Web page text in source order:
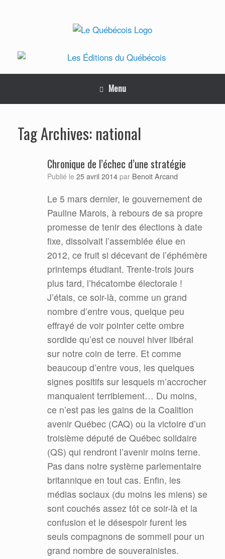
Menu
Tag Archives: national
Chronique de l’échec d’une stratégie
Publié le 25 avril 2014 par Benoit Arcand
Le 5 mars dernier, le gouvernement de
Pauline Marois, à rebours de sa propre
promesse de tenir des élections à date
fixe, dissolvait l’assemblée élue en
2012, ce fruit si décevant de l’éphémère
printemps étudiant. Trente-trois jours
plus tard, l’hécatombe électorale !
J’étais, ce soir-là, comme un grand
nombre d’entre vous, quelque peu
effrayé de voir pointer cette ombre
sordide qu’est ce nouvel hiver libéral
sur notre coin de terre. Et comme
beaucoup d’entre vous, les quelques
signes positifs sur lesquels m’accrocher
manquaient terriblement… Du moins,
ce n’est pas les gains de la Coalition
avenir Québec (CAQ) ou la victoire d’un
troisième député de Québec solidaire
(QS) qui rendront l’avenir moins terne.
Pas dans notre système parlementaire
britannique en tout cas. Enfin, les
médias sociaux (du moins les miens) se
sont couchés assez tôt ce soir-là et la
confusion et le désespoir furent les
seuls compagnons de sommeil pour un
grand nombre de souverainistes.